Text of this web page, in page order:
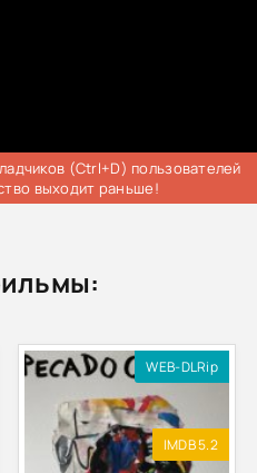
(Ctrl+D) пользователей
выходит раньше!
WEB-DLRip
IMDB 5.2